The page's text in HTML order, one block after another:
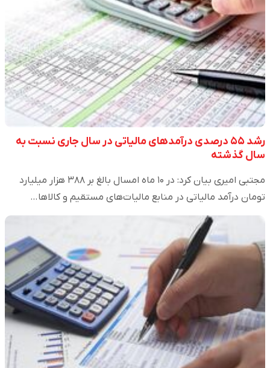
رشد ۵۵ درصدی درآمدهای مالیاتی در سال جاری نسبت به
سال گذشته
مجتبی امیری بیان کرد: در ۱۰ ماه امسال بالغ بر ۳۸۸ هزار میلیارد
تومان درآمد مالیاتی در منابع مالیات‌های مستقیم و کالاها…